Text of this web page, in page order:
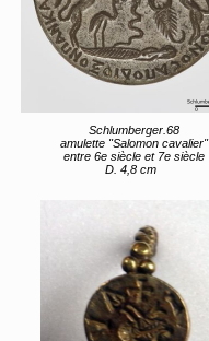
Schlumberger.68
amulette "Salomon cavalier"
entre 6e siècle et 7e siècle
D. 4,8 cm